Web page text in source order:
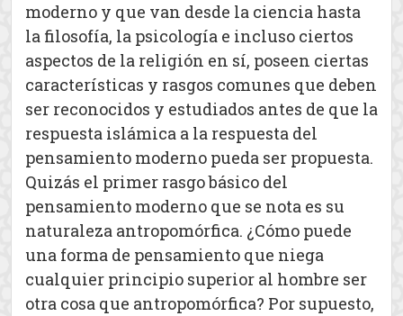
moderno y que van desde la ciencia hasta
la filosofía, la psicología e incluso ciertos
aspectos de la religión en sí, poseen ciertas
características y rasgos comunes que deben
ser reconocidos y estudiados antes de que la
respuesta islámica a la respuesta del
pensamiento moderno pueda ser propuesta.
Quizás el primer rasgo básico del
pensamiento moderno que se nota es su
naturaleza antropomórfica. ¿Cómo puede
una forma de pensamiento que niega
cualquier principio superior al hombre ser
otra cosa que antropomórfica? Por supuesto,